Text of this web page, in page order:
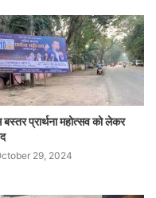
प्रार्थना महोत्सव को लेकर
29, 2024